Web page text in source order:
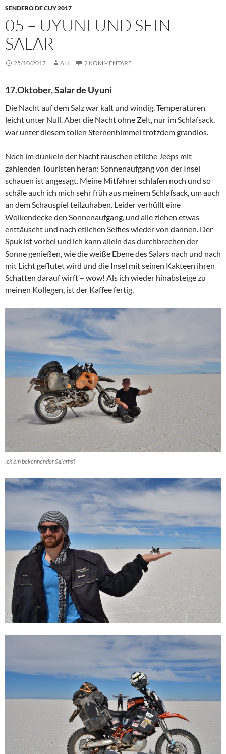
SENDERO DE CUY 2017
05 – UYUNI UND SEIN
SALAR
25/10/2017 ALI 2 KOMMENTARE
17.Oktober, Salar de Uyuni
Die Nacht auf dem Salz war kalt und windig. Temperaturen
leicht unter Null. Aber die Nacht ohne Zelt, nur im Schlafsack,
war unter diesem tollen Sternenhimmel trotzdem grandios.
Noch im dunkeln der Nacht rauschen etliche Jeeps mit
zahlenden Touristen heran: Sonnenaufgang von der Insel
schauen ist angesagt. Meine Mitfahrer schlafen noch und so
schäle auch ich mich sehr früh aus meinem Schlafsack, um auch
an dem Schauspiel teilzuhaben. Leider verhüllt eine
Wolkendecke den Sonnenaufgang, und alle ziehen etwas
enttäuscht und nach etlichen Selfies wieder von dannen. Der
Spuk ist vorbei und ich kann allein das durchbrechen der
Sonne genießen, wie die weiße Ebene des Salars nach und nach
mit Licht geflutet wird und die Insel mit seinen Kakteen ihren
Schatten darauf wirft – wow! Als ich wieder hinabsteige zu
meinen Kollegen, ist der Kaffee fertig.
ich bin bekennender Salarfist